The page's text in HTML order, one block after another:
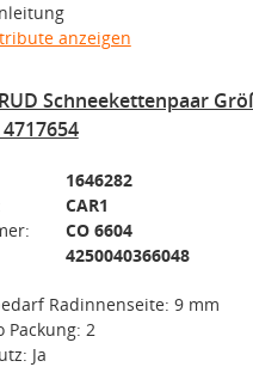
anzeigen
Schneekettenpaar
1646282
CAR1
CO 6604
4250040366048
Radinnenseite: 9 mm
Packung: 2
Ja